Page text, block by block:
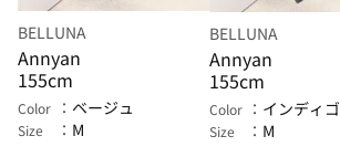
BELLUNA
Annyan
155cm
Color ベージュ
Size M
BELLUNA
Annyan
155cm
Color インディゴ
Size M